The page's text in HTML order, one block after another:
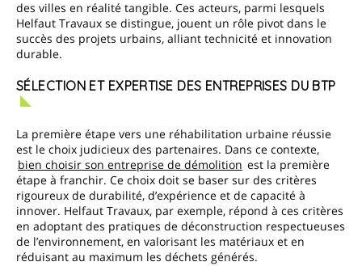
des villes en réalité tangible. Ces acteurs, parmi lesquels
Helfaut Travaux se distingue, jouent un rôle pivot dans le
succès des projets urbains, alliant technicité et innovation
durable.
SÉLECTION ET EXPERTISE DES ENTREPRISES DU BTP
La première étape vers une réhabilitation urbaine réussie
est le choix judicieux des partenaires. Dans ce contexte,
bien choisir son entreprise de démolition est la première
étape à franchir. Ce choix doit se baser sur des critères
rigoureux de durabilité, d’expérience et de capacité à
innover. Helfaut Travaux, par exemple, répond à ces critères
en adoptant des pratiques de déconstruction respectueuses
de l’environnement, en valorisant les matériaux et en
réduisant au maximum les déchets générés.